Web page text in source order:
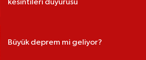
kesintileri duyurusu
Büyük deprem mi geliyor?